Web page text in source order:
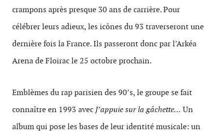
crampons après presque 30 ans de carrière. Pour
célébrer leurs adieux, les icônes du 93 traverseront une
dernière fois la France. Ils passeront donc par l’Arkéa
Arena de Floirac le 25 octobre prochain.
Emblèmes du rap parisien des 90’s, le groupe se fait
connaître en 1993 avec J’appuie sur la gâchette… Un
album qui pose les bases de leur identité musicale: un